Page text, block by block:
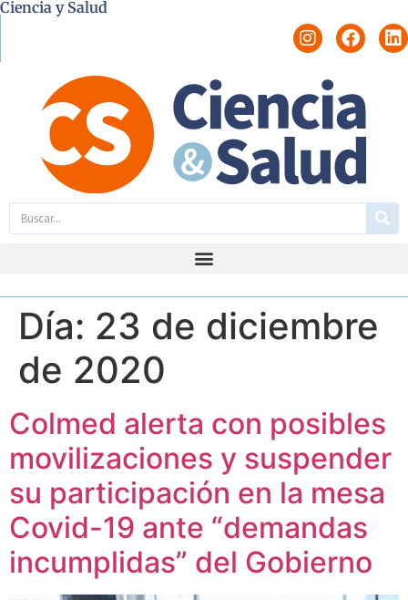
Ciencia y Salud
Día: 23 de diciembre
de 2020
Colmed alerta con posibles
movilizaciones y suspender
su participación en la mesa
Covid-19 ante “demandas
incumplidas” del Gobierno